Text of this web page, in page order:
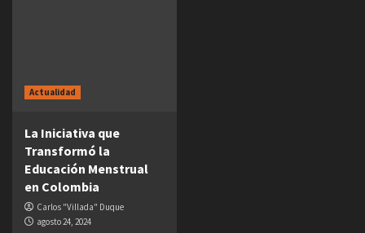
Actualidad
La Iniciativa que
Transformó la
Educación Menstrual
en Colombia
Carlos "Villada" Duque
agosto 24, 2024